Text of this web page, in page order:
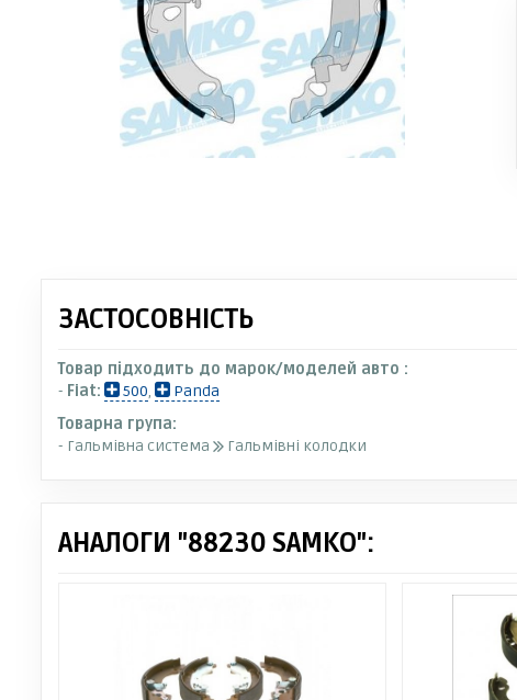
ЗАСТОСОВНІСТЬ
Товар підходить до марок/моделей авто :
- Fiat: 500,
Panda
Товарна група:
- Гальмівна система
Гальмівні колодки
АНАЛОГИ "88230 SAMKO":